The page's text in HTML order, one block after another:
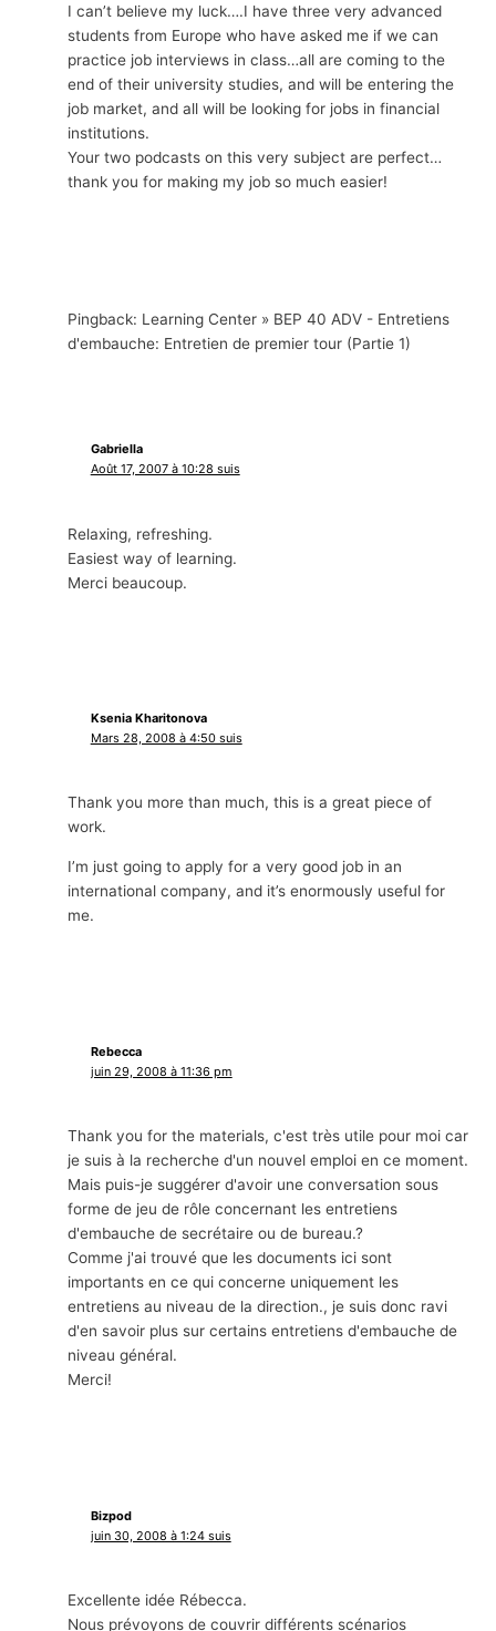
I can’t believe my luck….I have three very advanced
students from Europe who have asked me if we can
practice job interviews in class…all are coming to the
end of their university studies,and will be entering the
job market,and all will be looking for jobs in financial
institutions.
Your two podcasts on this very subject are perfect…
thank you for making my job so much easier!
Pingback: Learning Center » BEP 40 ADV - Entretiens
d'embauche: Entretien de premier tour (Partie 1)
Gabriella
Août 17, 2007 à 10:28 suis
Relaxing, refreshing.
Easiest way of learning.
Merci beaucoup.
Ksenia Kharitonova
Mars 28, 2008 à 4:50 suis
Thank you more than much,this is a great piece of
work.
I’m just going to apply for a very good job in an
international company,and it’s enormously useful for
me.
Rebecca
juin 29, 2008 à 11:36 pm
Thank you for the materials, c'est très utile pour moi car
je suis à la recherche d'un nouvel emploi en ce moment.
Mais puis-je suggérer d'avoir une conversation sous
forme de jeu de rôle concernant les entretiens
d'embauche de secrétaire ou de bureau.?
Comme j'ai trouvé que les documents ici sont
importants en ce qui concerne uniquement les
entretiens au niveau de la direction., je suis donc ravi
d'en savoir plus sur certains entretiens d'embauche de
niveau général.
Merci!
Bizpod
juin 30, 2008 à 1:24 suis
Excellente idée Rébecca.
Nous prévoyons de couvrir différents scénarios